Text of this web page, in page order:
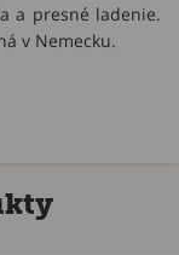
a presné ladenie.
v Nemecku.